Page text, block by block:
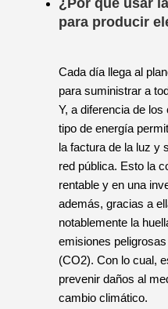
filtraciones.
¿Por qué usar
Cada día llega al
para suministrar a
Y, a diferencia de
tipo de energía
la factura de la luz y
red pública. Esto la
rentable y en una
además, gracias a
notablemente la
emisiones
(CO2). Con lo cual,
prevenir daños al